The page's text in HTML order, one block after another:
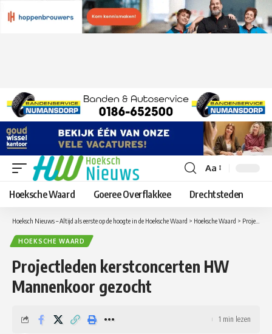
Lettergrootte
aanpassen
Aa
Hoeksche Waard Goeree Overflakkee Drechtsteden
Hoeksch Nieuws – Altijd als eerste op de hoogte in de Hoeksche Waard > Hoeksche Waard > Projectleden kerstconcerten HW Mannenkoor gezocht
HOEKSCHE WAARD
Projectleden kerstconcerten HW
Mannenkoor gezocht
1 min lezen